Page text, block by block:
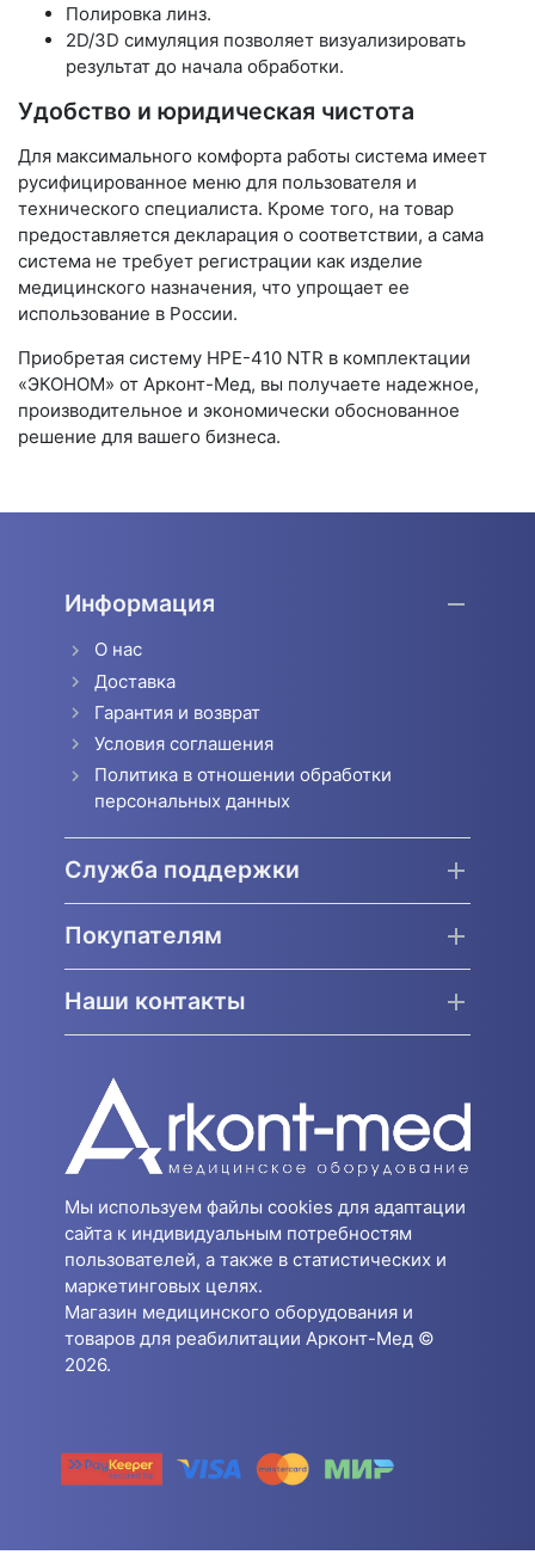
Полировка линз.
2D/3D симуляция позволяет визуализировать
результат до начала обработки.
Удобство и юридическая чистота
Для максимального комфорта работы система имеет
русифицированное меню для пользователя и
технического специалиста. Кроме того, на товар
предоставляется декларация о соответствии, а сама
система не требует регистрации как изделие
медицинского назначения, что упрощает ее
использование в России.
Приобретая систему HPE-410 NTR в комплектации
«ЭКОНОМ» от Арконт-Мед, вы получаете надежное,
производительное и экономически обоснованное
решение для вашего бизнеса.
Информация
О нас
Доставка
Гарантия и возврат
Условия соглашения
Политика в отношении обработки
персональных данных
Служба поддержки
Покупателям
Наши контакты
Мы используем файлы cookies для адаптации
сайта к индивидуальным потребностям
пользователей, а также в статистических и
маркетинговых целях.
Магазин медицинского оборудования и
товаров для реабилитации Арконт-Мед ©
2026.